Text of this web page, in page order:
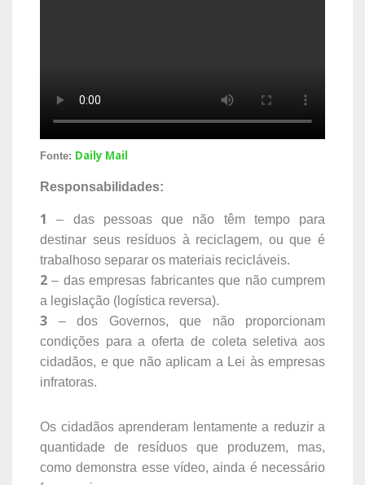
Fonte: Daily Mail
Responsabilidades:
1
– das pessoas que não têm tempo para
destinar seus resíduos à reciclagem, ou que é
trabalhoso separar os materiais recicláveis.
2 – das empresas fabricantes que não cumprem
a legislação (logística reversa).
3 – dos Governos, que não proporcionam
condições para a oferta de coleta seletiva aos
cidadãos, e que não aplicam a Lei às empresas
infratoras.
Os cidadãos aprenderam lentamente a reduzir a
quantidade de resíduos que produzem, mas,
como demonstra esse vídeo, ainda é necessário